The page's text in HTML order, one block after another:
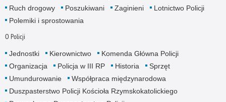
Ruch drogowy
Poszukiwani Zaginieni
Lotnictwo Policji
Polemiki i sprostowania
O Policji
Jednostki Kierownictwo
Komenda Główna Policji
Organizacja
Policja w III RP Historia
Sprzęt
Umundurowanie
Współpraca międzynarodowa
Duszpasterstwo Policji Kościoła Rzymskokatolickiego